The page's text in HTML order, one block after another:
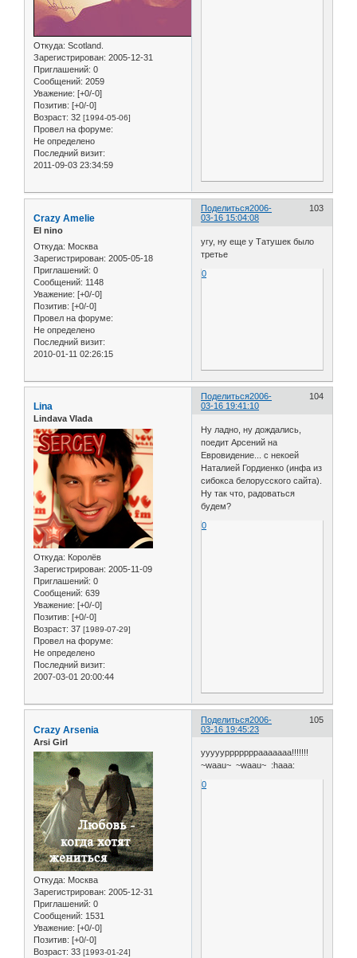
Откуда: Scotland.
Зарегистрирован: 2005-12-31
Приглашений: 0
Сообщений: 2059
Уважение: [+0/-0]
Позитив: [+0/-0]
Возраст: 32 [1994-05-06]
Провел на форуме:
Не определено
Последний визит:
2011-09-03 23:34:59
Поделиться 103
2006-
03-16 15:04:08
Crazy Amelie
El nino
Откуда: Москва
Зарегистрирован: 2005-05-18
Приглашений: 0
Сообщений: 1148
Уважение: [+0/-0]
Позитив: [+0/-0]
Провел на форуме:
Не определено
Последний визит:
2010-01-11 02:26:15
угу, ну еще у Татушек было
третье
0
Поделиться 104
2006-
03-16 19:41:10
Lina
Lindava Vlada
Откуда: Королёв
Зарегистрирован: 2005-11-09
Приглашений: 0
Сообщений: 639
Уважение: [+0/-0]
Позитив: [+0/-0]
Возраст: 37 [1989-07-29]
Провел на форуме:
Не определено
Последний визит:
2007-03-01 20:00:44
Ну ладно, ну дождались,
поедит Арсений на
Евровидение... с некоей
Наталией Гордиенко (инфа из
сибокса белорусского сайта).
Ну так что, радоваться
будем?
0
Поделиться 105
2006-
03-16 19:45:23
Crazy Arsenia
Arsi Girl
Откуда: Москва
Зарегистрирован: 2005-12-31
Приглашений: 0
Сообщений: 1531
Уважение: [+0/-0]
Позитив: [+0/-0]
Возраст: 33 [1993-01-24]
ууууурррррррааааааа!!!!!!!
~waau~ ~waau~ :haaa:
0